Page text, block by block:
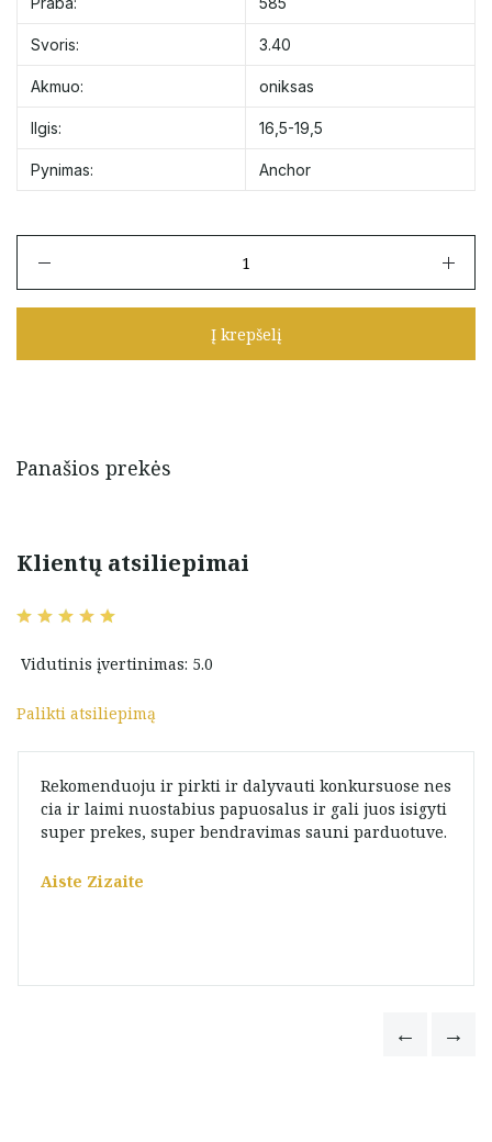
Svoris: 3.40
Akmuo: oniksas
Ilgis: 16,5-19,5
Pynimas: Anchor
Auksinė
dobilai
19,5
Į krepšelį
Panašios prekės
Klientų atsiliepimai
Vidutinis įvertinimas: 5.0
Palikti atsiliepimą
Rekomenduoju ir pirkti ir dalyvauti konkursuose nes
cia ir laimi nuostabius papuosalus ir gali juos isigyti
super prekes, super bendravimas sauni parduotuve.
Aiste Zizaite